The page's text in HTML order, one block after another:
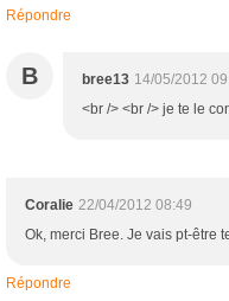
Répondre
B bree13 14/05/2012
<br /> <br /> je te le
Coralie 22/04/2012 08:49
Ok, merci Bree. Je vais pt-être
Répondre